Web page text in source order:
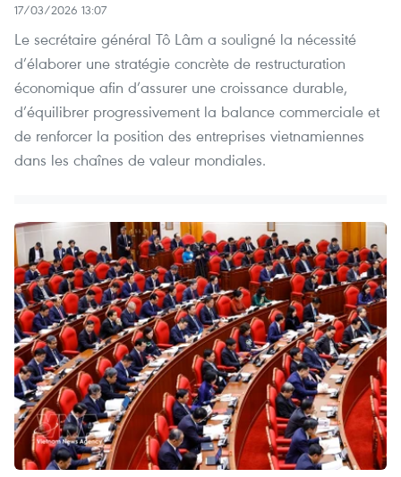
17/03/2026 13:07
Le secrétaire général Tô Lâm a souligné la nécessité
d’élaborer une stratégie concrète de restructuration
économique afin d’assurer une croissance durable,
d’équilibrer progressivement la balance commerciale et
de renforcer la position des entreprises vietnamiennes
dans les chaînes de valeur mondiales.